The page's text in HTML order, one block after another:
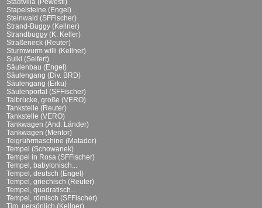
Stadtvilla (Pewesti)
Stapelsteine (Engel)
Steinwald (SFFischer)
Strand-Buggy (Kellner)
Strandbuggy (K. Keller)
Straßeneck (Reuter)
Sturmwurm willi (Kellner)
Sulki (Seifert)
Säulenbau (Engel)
Säulengang (Div. BRD)
Säulengang (Erku)
Säulenportal (SFFischer)
Talbrücke, große (VERO)
Tankstelle (Reuter)
Tankstelle (VERO)
Tankwagen (And. Länder)
Tankwagen (Mentor)
Teigrührmaschine (Matador)
Tempel (Schowanek)
Tempel in Rosa (SFFischer)
Tempel, babylonisch...
Tempel, deutsch (Engel)
Tempel, griechisch (Reuter)
Tempel, quadratisch...
Tempel, römisch (SFFischer)
Tim, persönlich (Kellner)